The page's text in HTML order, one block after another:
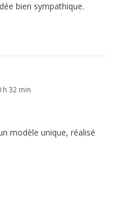
bien sympathique.
h 32 min
modèle unique, réalisé